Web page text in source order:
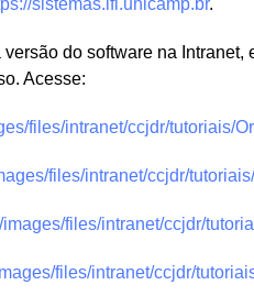
sistemas.ifi.unicamp.br.
do software na
Acesse:
files/intranet/ccjdr/tutoriais/
files/intranet/ccjdr/
files/intranet/ccjdr/
files/intranet/ccjdr/